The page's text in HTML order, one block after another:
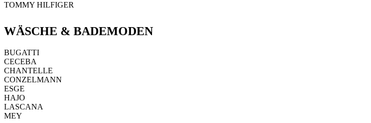
TOMMY HILFIGER
WÄSCHE & BADEMODEN
BUGATTI
CECEBA
CHANTELLE
CONZELMANN
ESGE
HAJO
LASCANA
MEY